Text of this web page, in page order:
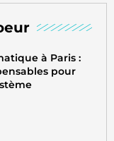
à Paris :
pour